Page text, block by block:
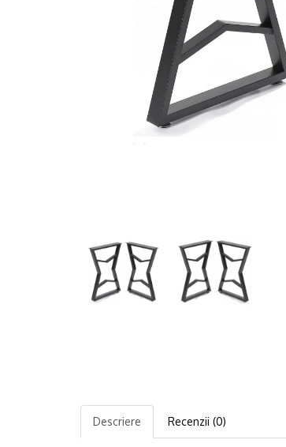
Descriere Recenzii (0)